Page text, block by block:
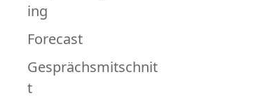
ing
Forecast
Gesprächsmitschnit
t